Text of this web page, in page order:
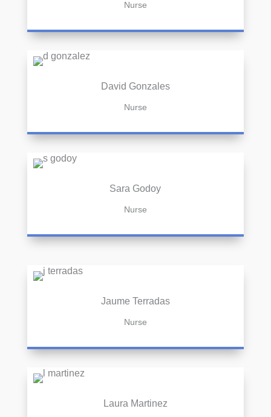
Nurse
David Gonzales
Nurse
Sara Godoy
Nurse
Jaume Terradas
Nurse
Laura Martinez